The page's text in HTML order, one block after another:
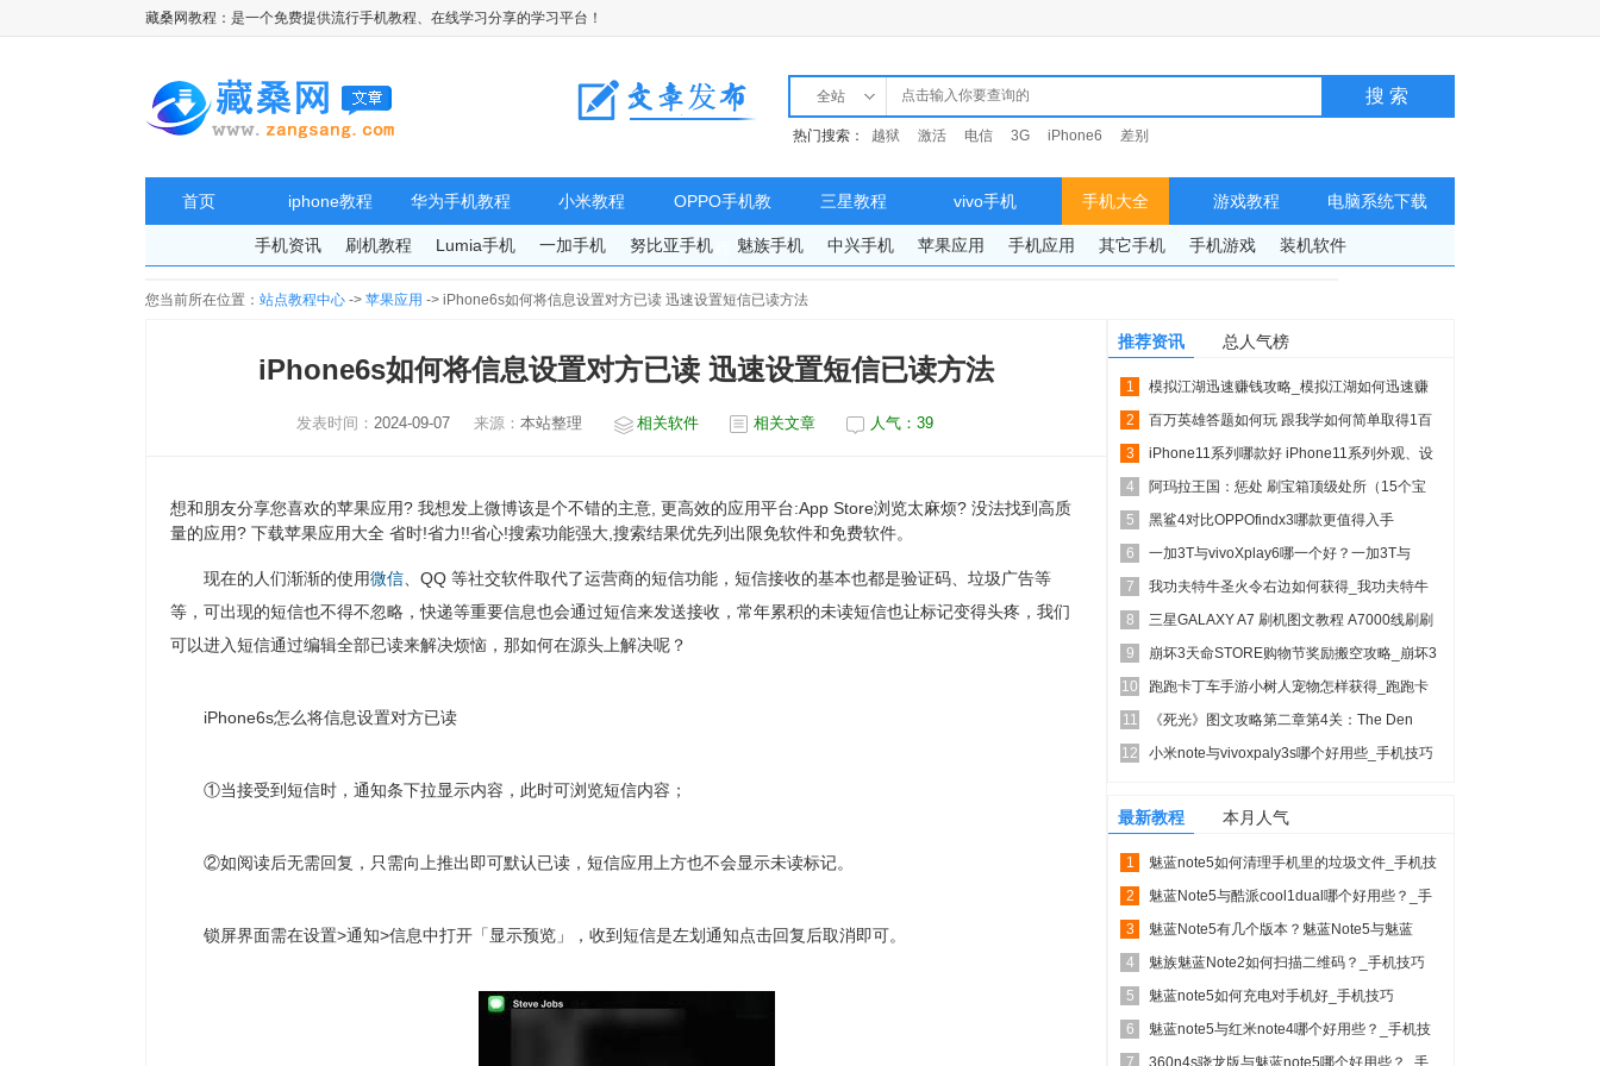
藏桑网教程：是一个免费提供流行手机教程、在线学习分享的学习平台！
全站
热门搜索： 越狱 激活 电信 3G iPhone6 差别
首页 iphone教程 华为手机教程 小米教程 OPPO手机教 三星教程 vivo手机 手机大全 游戏教程 电脑系统下载
手机资讯 刷机教程 Lumia手机 一加手机 努比亚手机 魅族手机 中兴手机 苹果应用 手机应用 其它手机 手机游戏 装机软件
您当前所在位置： 站点教程中心 -> 苹果应用 -> iPhone6s如何将信息设置对方已读 迅速设置短信已读方法
iPhone6s如何将信息设置对方已读 迅速设置短信已读方法
发表时间： 2024-09-07 来源： 本站整理 相关软件 相关文章 人气： 39
想和朋友分享您喜欢的苹果应用? 我想发上微博该是个不错的主意, 更高效的应用平台:App Store浏览太麻烦? 没法找到高质
量的应用? 下载苹果应用大全 省时!省力!!省心!搜索功能强大,搜索结果优先列出限免软件和免费软件。
现在的人们渐渐的使用微信 、QQ 等社交软件取代了运营商的短信功能，短信接收的基本也都是验证码、垃圾广告等
等，可出现的短信也不得不忽略，快递等重要信息也会通过短信来发送接收，常年累积的未读短信也让标记变得头疼，我们
可以进入短信通过编辑全部已读来解决烦恼，那如何在源头上解决呢？
iPhone6s怎么将信息设置对方已读
①当接受到短信时，通知条下拉显示内容，此时可浏览短信内容；
②如阅读后无需回复，只需向上推出即可默认已读，短信应用上方也不会显示未读标记。
锁屏界面需在设置>通知>信息中打开「显示预览」，收到短信是左划通知点击回复后取消即可。
推荐资讯 总人气榜
1
模拟江湖迅速赚钱攻略_模拟江湖如何迅速赚
钱
2
百万英雄答题如何玩 跟我学如何简单取得1百
万！
3
iPhone11系列哪款好 iPhone11系列外观、设
置...
4
阿玛拉王国：惩处 刷宝箱顶级处所（15个宝
箱）
5
黑鲨4对比OPPOfindx3哪款更值得入手
6
一加3T与vivoXplay6哪一个好？一加3T与
vivo...
7
我功夫特牛圣火令右边如何获得_我功夫特牛
圣火令右边奖励取得...
8
三星GALAXY A7 刷机图文教程 A7000线刷刷
机...
9
崩坏3天命STORE购物节奖励搬空攻略_崩坏3
天命STOR...
10
跑跑卡丁车手游小树人宠物怎样获得_跑跑卡
丁车手游小树人宠物...
11
《死光》图文攻略第二章第4关：The Den
12
小米note与vivoxpaly3s哪个好用些_手机技巧
最新教程 本月人气
1
魅蓝note5如何清理手机里的垃圾文件_手机技
巧
2
魅蓝Note5与酷派cool1dual哪个好用些？_手
机技...
3
魅蓝Note5有几个版本？魅蓝Note5与魅蓝
Note5 ...
4
魅族魅蓝Note2如何扫描二维码？_手机技巧
5
魅蓝note5如何充电对手机好_手机技巧
6
魅蓝note5与红米note4哪个好用些？_手机技
巧
7 360n4s骁龙版与魅蓝note5哪个好用些？_手